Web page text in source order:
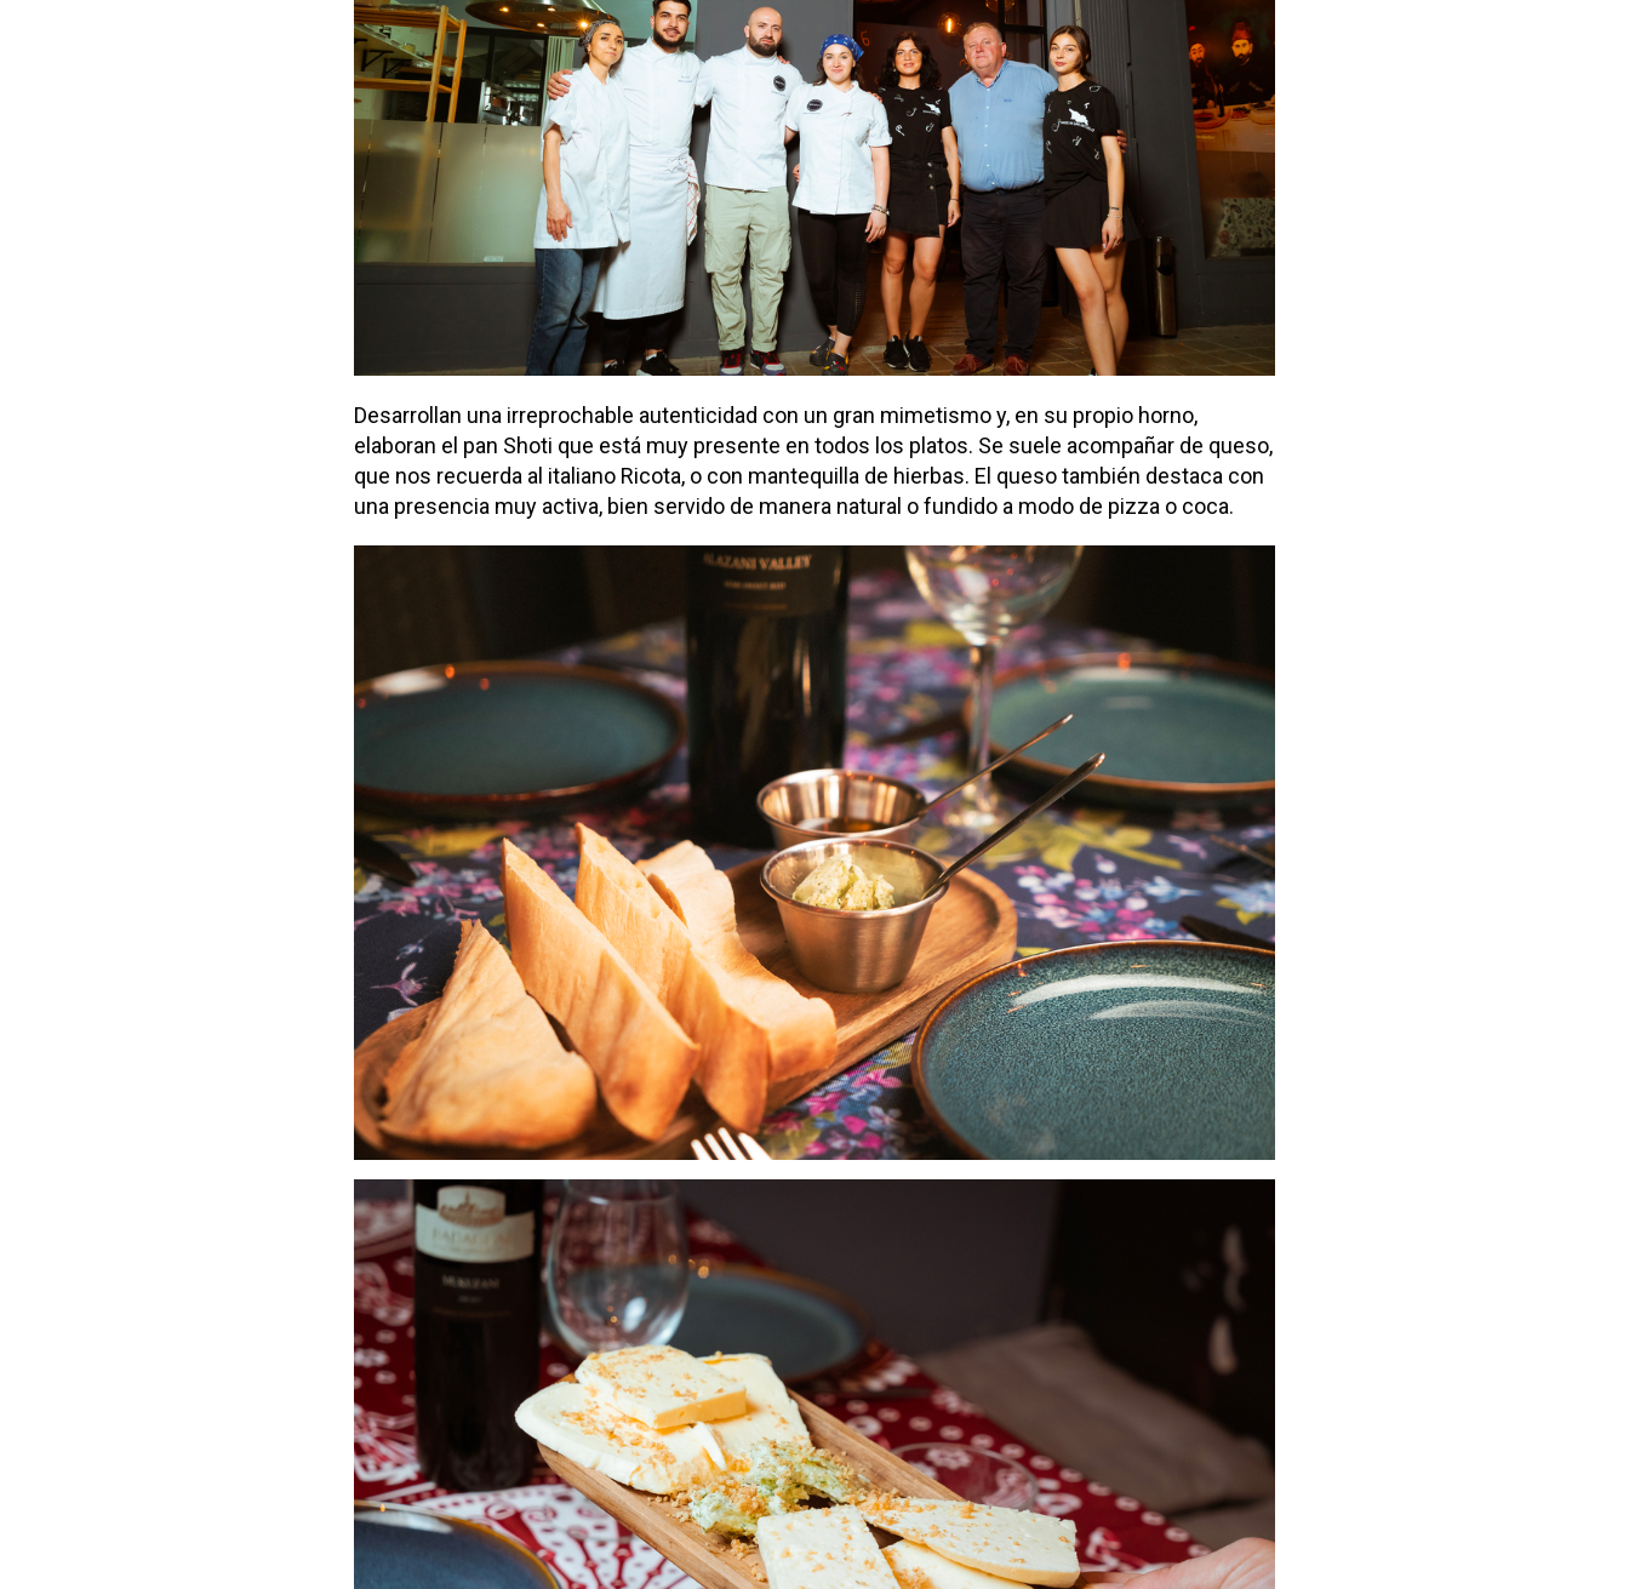
Desarrollan una irreprochable autenticidad con un gran mimetismo y, en su propio horno,
elaboran el pan Shoti que está muy presente en todos los platos. Se suele acompañar de queso,
que nos recuerda al italiano Ricota, o con mantequilla de hierbas. El queso también destaca con
una presencia muy activa, bien servido de manera natural o fundido a modo de pizza o coca.